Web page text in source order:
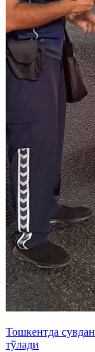
Тошкентда
тўлади